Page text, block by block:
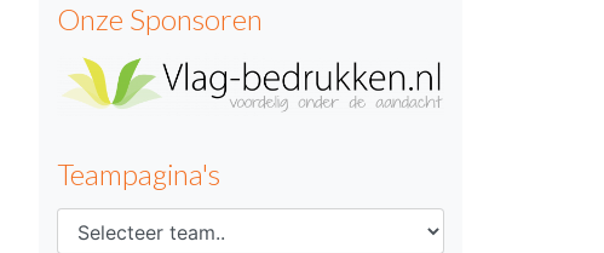
Onze Sponsoren
Teampagina's